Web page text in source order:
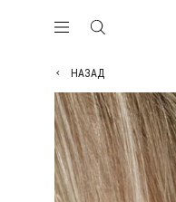
НАЗАД